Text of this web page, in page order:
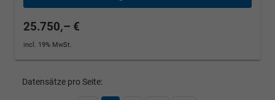
25.750,– €
incl. 19% MwSt.
Datensätze pro Seite: